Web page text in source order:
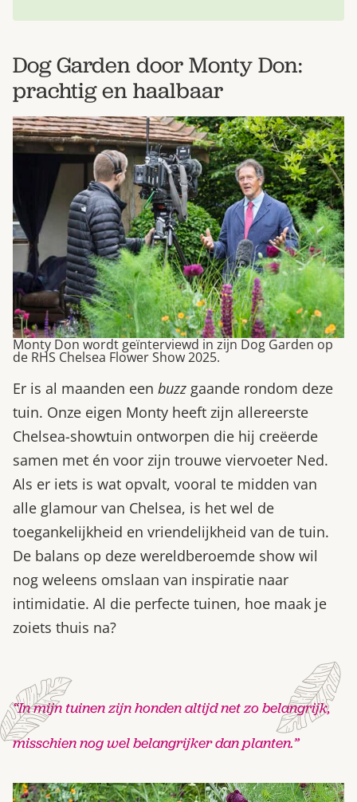
Dog Garden door Monty Don:
prachtig en haalbaar
Monty Don wordt geïnterviewd in zijn Dog Garden op
de RHS Chelsea Flower Show 2025.
Er is al maanden een buzz gaande rondom deze
tuin. Onze eigen Monty heeft zijn allereerste
Chelsea-showtuin ontworpen die hij creëerde
samen met én voor zijn trouwe viervoeter Ned.
Als er iets is wat opvalt, vooral te midden van
alle glamour van Chelsea, is het wel de
toegankelijkheid en vriendelijkheid van de tuin.
De balans op deze wereldberoemde show wil
nog weleens omslaan van inspiratie naar
intimidatie. Al die perfecte tuinen, hoe maak je
zoiets thuis na?
“In mijn tuinen zijn honden altijd net zo belangrijk,
misschien nog wel belangrijker dan planten.”